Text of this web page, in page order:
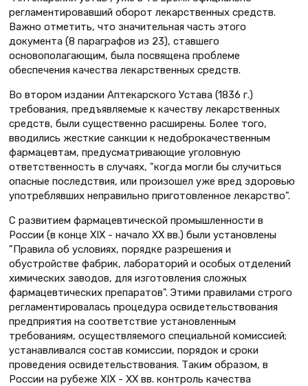
регламентировавший оборот лекарственных средств.
Важно отметить, что значительная часть этого
документа (8 параграфов из 23), ставшего
основополагающим, была посвящена проблеме
обеспечения качества лекарственных средств.
Во втором издании Аптекарского Устава (1836 г.)
требования, предъявляемые к качеству лекарственных
средств, были существенно расширены. Более того,
вводились жесткие санкции к недоброкачественным
фармацевтам, предусматривающие уголовную
ответственность в случаях, "когда могли бы случиться
опасные последствия, или произошел уже вред здоровью
употреблявших неправильно приготовленное лекарство".
С развитием фармацевтической промышленности в
России (в конце XIX - начало XX вв.) были установлены
"Правила об условиях, порядке разрешения и
обустройстве фабрик, лабораторий и особых отделений
химических заводов, для изготовления сложных
фармацевтических препаратов". Этими правилами строго
регламентировалась процедура освидетельствования
предприятия на соответствие установленным
требованиям, осуществляемого специальной комиссией;
устанавливался состав комиссии, порядок и сроки
проведения освидетельствования. Таким образом, в
России на рубеже XIX - XX вв. контроль качества